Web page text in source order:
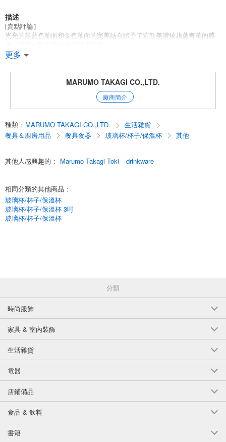
描述
[賣點評論］
光亮的黑藍色釉面和金色釉面的完美結合賦予了這款美濃燒葫蘆奢華的感
黑色底座上的深藍色釉面外表光亮，會隨著光線的角度發生微妙的變化。
內部飾有金色裝飾，在倒入清酒的瞬間閃耀出華麗的光澤。低調而不失時
尚感的設計更能提升優質清酒的口感。
非常適合在高級旅店、Kappo 和日本餐廳中擺放。該設計融合了傳統與現
系列產品（單獨銷售）
English
更多
MARUMO TAKAGI CO.,LTD.
廠商簡介
種類 : MARUMO TAKAGI CO.,LTD.
生活雜貨
餐具＆廚房用品
餐具食器 玻璃杯/杯子/保溫杯 其他
其他人感興趣的 : Marumo Takagi Toki drinkware
相同分類的其他商品 :
玻璃杯/杯子/保溫杯
玻璃杯/杯子/保溫杯 3吋
玻璃杯/杯子/保溫杯
分類
時尚服飾
家具 & 室內裝飾
生活雜貨
電器
店鋪備品
食品 & 飲料
書籍